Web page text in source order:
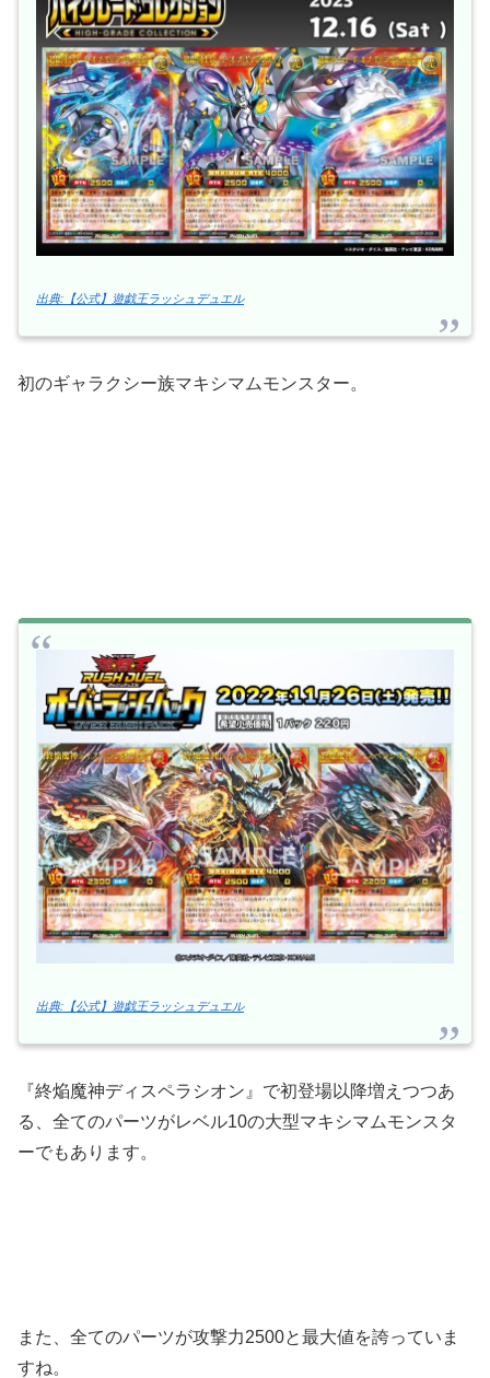
出典:【公式】遊戯王ラッシュデュエル
初のギャラクシー族マキシマムモンスター。
出典:【公式】遊戯王ラッシュデュエル
『終焔魔神ディスペラシオン』で初登場以降増えつつあ
る、全てのパーツがレベル10の大型マキシマムモンスタ
ーでもあります。
また、全てのパーツが攻撃力2500と最大値を誇っていま
すね。